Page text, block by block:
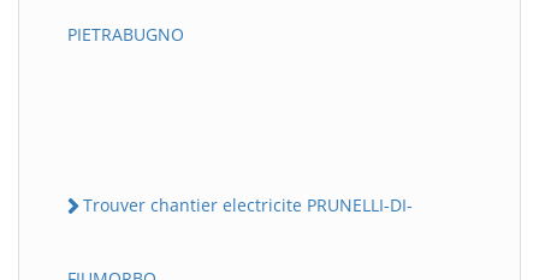
PIETRABUGNO
Trouver chantier electricite PRUNELLI-DI-